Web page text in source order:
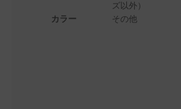
カラー
ズ以外）
その他